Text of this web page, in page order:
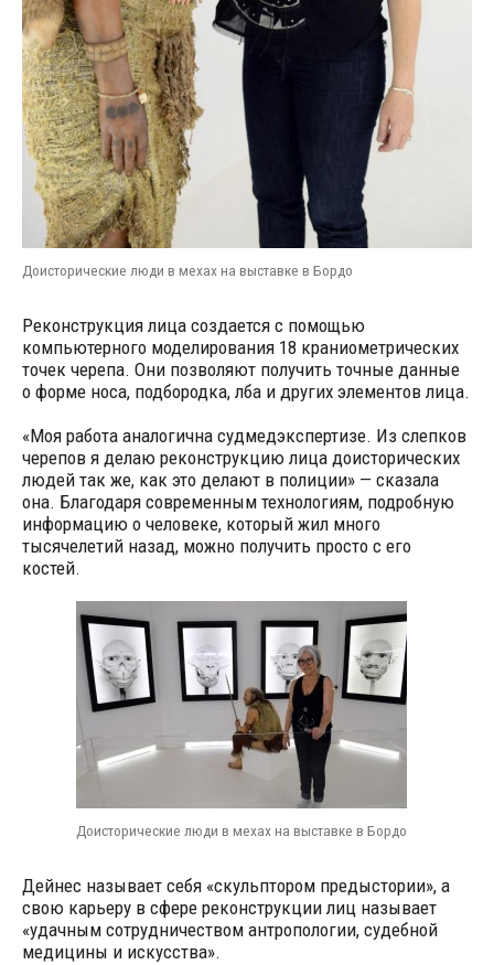
Доисторические люди в мехах на выставке в Бордо
Реконструкция лица создается с помощью
компьютерного моделирования 18 краниометрических
точек черепа. Они позволяют получить точные данные
о форме носа, подбородка, лба и других элементов лица.
«Моя работа аналогична судмедэкспертизе. Из слепков
черепов я делаю реконструкцию лица доисторических
людей так же, как это делают в полиции» — сказала
она. Благодаря современным технологиям, подробную
информацию о человеке, который жил много
тысячелетий назад, можно получить просто с его
костей.
Доисторические люди в мехах на выставке в Бордо
Дейнес называет себя «скульптором предыстории», а
свою карьеру в сфере реконструкции лиц называет
«удачным сотрудничеством антропологии, судебной
медицины и искусства».